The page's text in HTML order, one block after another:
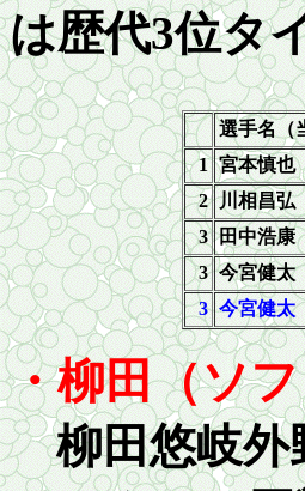
は歴代3位タ
選手名
1 宮本慎也
2 川相昌弘
3 田中浩康
3 今宮健太
3 今宮健太
・柳田（ソ
柳田悠岐外